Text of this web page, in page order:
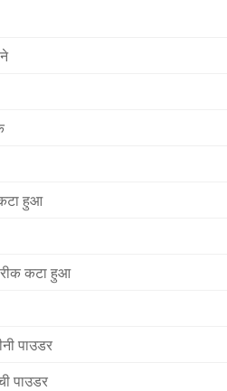
हुआ
कटा हुआ
पाउडर
पाउडर